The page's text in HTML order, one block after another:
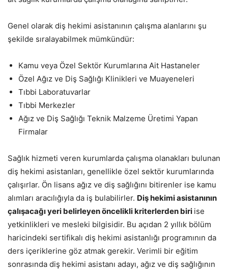
Genel olarak diş hekimi asistanının çalışma alanlarını şu
şekilde sıralayabilmek mümkündür:
Kamu veya Özel Sektör Kurumlarına Ait Hastaneler
Özel Ağız ve Diş Sağlığı Klinikleri ve Muayeneleri
Tıbbi Laboratuvarlar
Tıbbi Merkezler
Ağız ve Diş Sağlığı Teknik Malzeme Üretimi Yapan
Firmalar
Sağlık hizmeti veren kurumlarda çalışma olanakları bulunan
diş hekimi asistanları, genellikle özel sektör kurumlarında
çalışırlar. Ön lisans ağız ve diş sağlığını bitirenler ise kamu
alımları aracılığıyla da iş bulabilirler. Diş hekimi asistanının
çalışacağı yeri belirleyen öncelikli kriterlerden biri ise
yetkinlikleri ve mesleki bilgisidir. Bu açıdan 2 yıllık bölüm
haricindeki sertifikalı diş hekimi asistanlığı programının da
ders içeriklerine göz atmak gerekir. Verimli bir eğitim
sonrasında diş hekimi asistanı adayı, ağız ve diş sağlığının